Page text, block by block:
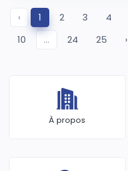
‹ 1 2 3 4
10
... 24 25 ›
À propos